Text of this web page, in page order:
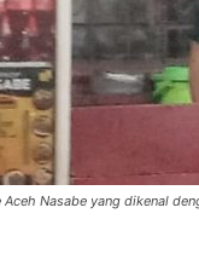
Nasabe yang dikenal